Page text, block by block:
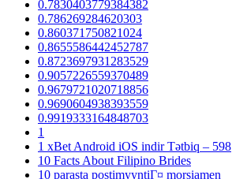
0.7830403779384382
0.786269284620303
0.860371750821024
0.8655586442452787
0.8723697931283529
0.9057226559370489
0.9679721020718856
0.9690604938393559
0.9919333164848703
1
1 xBet Android iOS indir Tətbiq – 598
10 Facts About Filipino Brides
10 parasta postimyyntiГ¤ morsiamen